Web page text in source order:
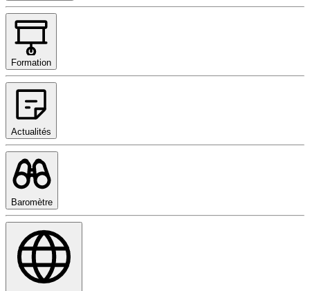
Formation
Actualités
Baromètre